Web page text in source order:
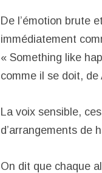
De l’émotion brute
immédiatement
« Something like
comme il se doit, de
La voix sensible,
d’arrangements de
On dit que chaque